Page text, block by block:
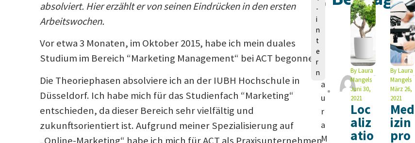
absolviert. Hier erzählt er von seinen Eindrücken in den ersten
Arbeitswochen.
Vor etwa 3 Monaten, im Oktober 2015, habe ich mein duales
Studium im Bereich “Marketing Management“ bei ACT begonnen.
Die Theoriephasen absolviere ich an der IUBH Hochschule in
Düsseldorf. Ich habe mich für das Studienfach “Marketing“
entschieden, da dieser Bereich sehr vielfältig und
zukunftsorientiert ist. Aufgrund meiner Spezialisierung auf
„Online-Marketing“ habe ich mich für ACT als Praxisunternehmen
n
a
u
r
a
M
-
i
n
t
e
r
n
ByLaura
Mangels
Juni 30,
2021
Loc
aliz
atio
ByLaura
Mangels
März 26,
2021
Med
izin
pro